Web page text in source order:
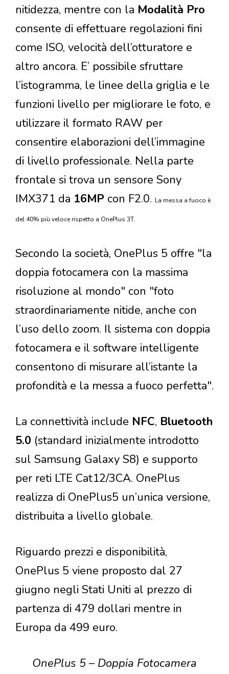
nitidezza, mentre con la Modalità Pro
consente di effettuare regolazioni fini
come ISO, velocità dell’otturatore e
altro ancora. E’ possibile sfruttare
l’istogramma, le linee della griglia e le
funzioni livello per migliorare le foto, e
utilizzare il formato RAW per
consentire elaborazioni dell’immagine
di livello professionale. Nella parte
frontale si trova un sensore Sony
IMX371 da 16MP con F2.0. La messa a fuoco è
del 40% più veloce rispetto a OnePlus 3T.
Secondo la società, OnePlus 5 offre "la
doppia fotocamera con la massima
risoluzione al mondo" con "foto
straordinariamente nitide, anche con
l’uso dello zoom. Il sistema con doppia
fotocamera e il software intelligente
consentono di misurare all’istante la
profondità e la messa a fuoco perfetta".
La connettività include NFC, Bluetooth
5.0 (standard inizialmente introdotto
sul Samsung Galaxy S8) e supporto
per reti LTE Cat12/3CA. OnePlus
realizza di OnePlus5 un’unica versione,
distribuita a livello globale.
Riguardo prezzi e disponibilità,
OnePlus 5 viene proposto dal 27
giugno negli Stati Uniti al prezzo di
partenza di 479 dollari mentre in
Europa da 499 euro.
OnePlus 5 – Doppia Fotocamera